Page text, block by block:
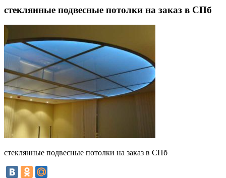
стеклянные подвесные потолки на заказ в СПб
стеклянные подвесные потолки на заказ в СПб